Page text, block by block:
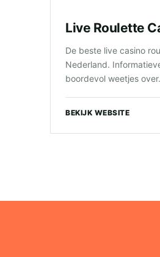
Live Roulette
De beste live casino
Nederland.
boordevol weetjes
BEKIJK WEBSITE